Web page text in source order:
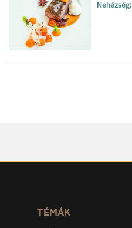
Nehézség:
TÉMÁK